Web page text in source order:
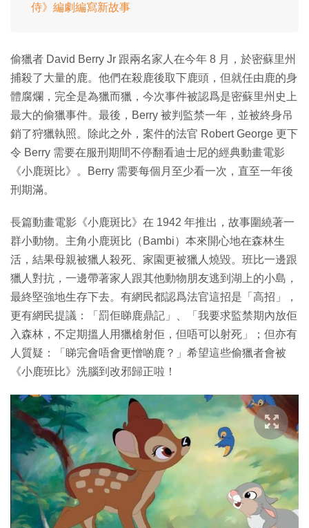
侍》編劇編寫新故事
偷獵者 David Berry Jr 跟兩名家人在今年 8 月，於密蘇里州
捕殺了大量的鹿。他們在殺鹿後取下鹿頭，但就任由鹿的身
體腐爛，完全是為獵而獵，今次事件被認爲是密蘇里州史上
最大的偷獵事件。最後，Berry 被判監禁一年，並被終身吊
銷了狩獵執照。除此之外，案件的法官 Robert George 更下
令 Berry 需要在服刑期間不停翻看迪士尼的經典動畫電影
《小鹿斑比》。Berry 需要每個月至少看一次，直至一年後
刑期滿。
長篇動畫電影《小鹿斑比》在 1942 年推出，故事圍繞著一
群小動物。主角小鹿斑比（Bambi）本來開心地在森林生
活，結果母親被獵人殺死、家園更被獵人燒毀。班比一邊跟
獵人對抗，一邊帶著家人跟其他動物朋友逃到湖上的小島，
最終堅強地生存下去。有網民都認爲法官這招是「高招」，
更有網民提議：「罰佢睇鹿鼎記」、「我要求監禁期內放佢
入森林，不定期搵人用獵槍射佢，但唔可以射死」；但亦有
人質疑：「睇完會唔會更憎啲鹿？」希望這些偷獵者會被
《小鹿班比》洗腦到改邪歸正啦！